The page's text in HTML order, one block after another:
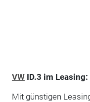
VWID.3 im
Mit günstigen